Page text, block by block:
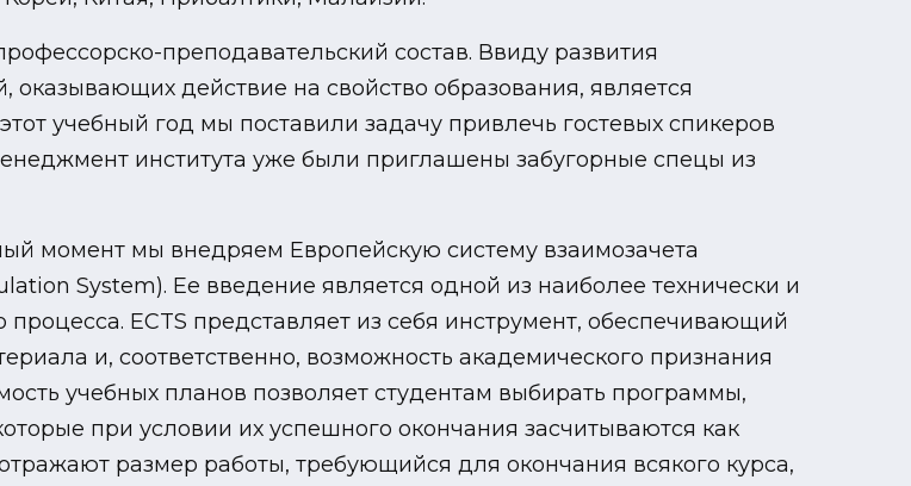
преподавательский состав. Ввиду развития
действие на свойство образования, является
учебный год мы поставили задачу привлечь гостевых спикеров
института уже были приглашены забугорные спецы из
момент мы внедряем Европейскую систему взаимозачета
System). Ее введение является одной из наиболее технически и
ECTS представляет из себя инструмент, обеспечивающий
и, соответственно, возможность академического признания
учебных планов позволяет студентам выбирать программы,
при условии их успешного окончания засчитываются как
размер работы, требующийся для окончания всякого курса,